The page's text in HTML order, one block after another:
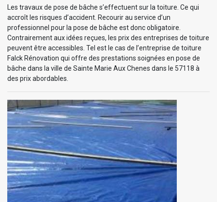
Les travaux de pose de bâche s’effectuent sur la toiture. Ce qui
accroît les risques d’accident. Recourir au service d’un
professionnel pour la pose de bâche est donc obligatoire.
Contrairement aux idées reçues, les prix des entreprises de toiture
peuvent être accessibles. Tel est le cas de l’entreprise de toiture
Falck Rénovation qui offre des prestations soignées en pose de
bâche dans la ville de Sainte Marie Aux Chenes dans le 57118 à
des prix abordables.